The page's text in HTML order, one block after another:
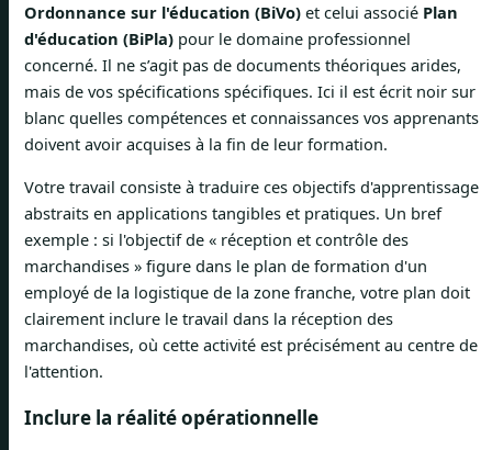
Ordonnance sur l'éducation (BiVo) et celui associé Plan
d'éducation (BiPla) pour le domaine professionnel
concerné. Il ne s’agit pas de documents théoriques arides,
mais de vos spécifications spécifiques. Ici il est écrit noir sur
blanc quelles compétences et connaissances vos apprenants
doivent avoir acquises à la fin de leur formation.
Votre travail consiste à traduire ces objectifs d'apprentissage
abstraits en applications tangibles et pratiques. Un bref
exemple : si l'objectif de « réception et contrôle des
marchandises » figure dans le plan de formation d'un
employé de la logistique de la zone franche, votre plan doit
clairement inclure le travail dans la réception des
marchandises, où cette activité est précisément au centre de
l'attention.
Inclure la réalité opérationnelle